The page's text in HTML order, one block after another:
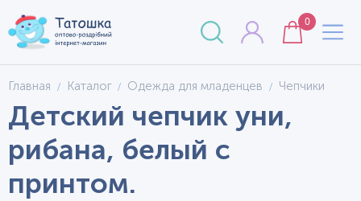
0
Главная Каталог Одежда для младенцев Чепчики
Детский чепчик уни,
рибана, белый с
принтом.